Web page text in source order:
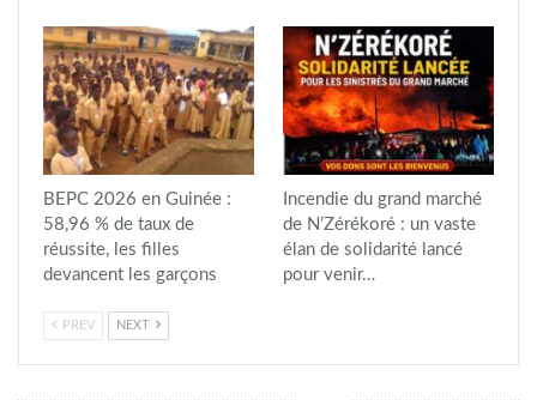
BEPC 2026 en Guinée :
58,96 % de taux de
réussite, les filles
devancent les garçons
Incendie du grand marché
de N’Zérékoré : un vaste
élan de solidarité lancé
pour venir…
PREV NEXT